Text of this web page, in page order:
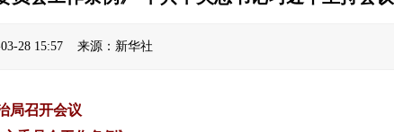
28 15:57 来源：新华社
局召开会议